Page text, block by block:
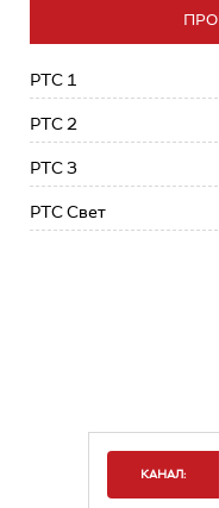
РТС 1
РТС 2
РТС 3
РТС Свет
КАНАЛ: